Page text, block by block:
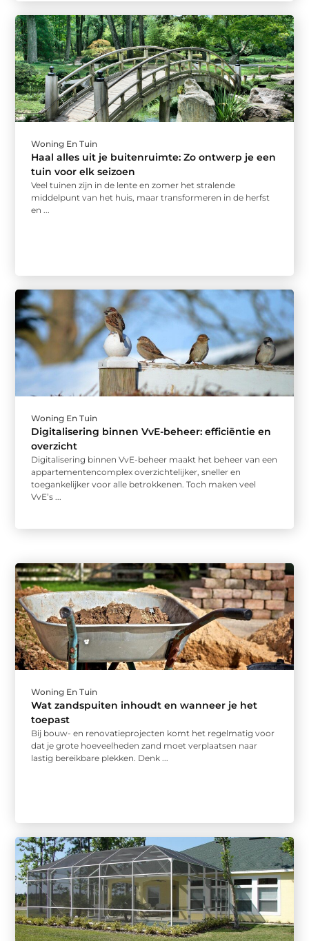
Woning En Tuin
Haal alles uit je buitenruimte: Zo ontwerp je een
tuin voor elk seizoen
Veel tuinen zijn in de lente en zomer het stralende
middelpunt van het huis, maar transformeren in de herfst
en ...
Woning En Tuin
Digitalisering binnen VvE-beheer: efficiëntie en
overzicht
Digitalisering binnen VvE-beheer maakt het beheer van een
appartementencomplex overzichtelijker, sneller en
toegankelijker voor alle betrokkenen. Toch maken veel
VvE’s ...
Woning En Tuin
Wat zandspuiten inhoudt en wanneer je het
toepast
Bij bouw- en renovatieprojecten komt het regelmatig voor
dat je grote hoeveelheden zand moet verplaatsen naar
lastig bereikbare plekken. Denk ...